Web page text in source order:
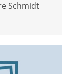
Schmidt